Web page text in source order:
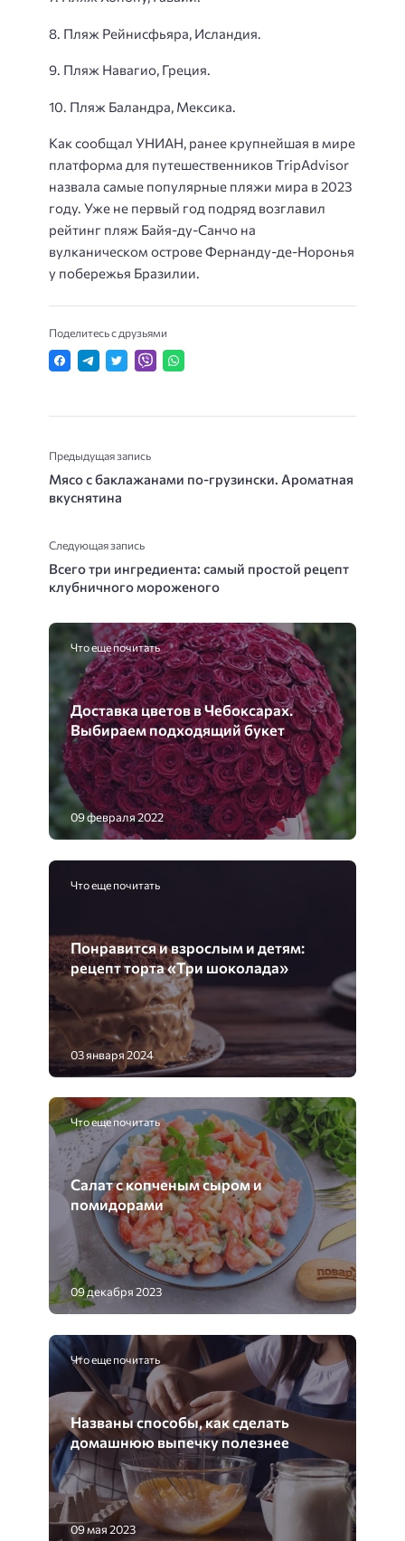
8. Пляж Рейнисфьяра, Исландия.
9. Пляж Навагио, Греция.
10. Пляж Баландра, Мексика.
Как сообщал УНИАН, ранее крупнейшая в мире
платформа для путешественников TripAdvisor
назвала самые популярные пляжи мира в 2023
году. Уже не первый год подряд возглавил
рейтинг пляж Байя-ду-Санчо на
вулканическом острове Фернанду-де-Норонья
у побережья Бразилии.
Поделитесь с друзьями
Предыдущая запись
Мясо с баклажанами по-грузински. Ароматная
вкуснятина
Следующая запись
Всего три ингредиента: самый простой рецепт
клубничного мороженого
Что еще почитать
Доставка цветов в Чебоксарах.
Выбираем подходящий букет
09 февраля 2022
Что еще почитать
Понравится и взрослым и детям:
рецепт торта «Три шоколада»
03 января 2024
Что еще почитать
Салат с копченым сыром и
помидорами
09 декабря 2023
Что еще почитать
Названы способы, как сделать
домашнюю выпечку полезнее
09 мая 2023